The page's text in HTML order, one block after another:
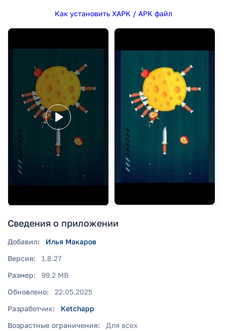
Как установить XAPK / APK файл
Сведения о приложении
Добавил:
Илья Макаров
Версия:
1.8.27
Размер:
99.2 MB
Обновлено:
22.05.2025
Разработчик:
Ketchapp
Возрастные ограничения:
Для всех